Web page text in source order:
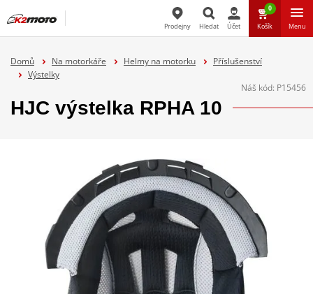
Hledat
Prodejny Hledat Účet
0
Košík Menu
Domů Na motorkáře Helmy na motorku
Příslušenství
Výstelky
Náš kód: P15456
HJC výstelka RPHA 10